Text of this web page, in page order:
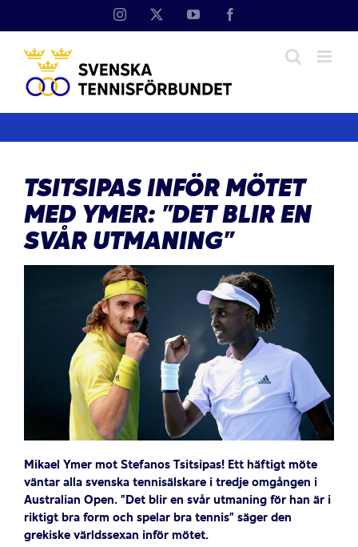
Instagram YouTube
TSITSIPAS INFÖR MÖTET
MED YMER: ”DET BLIR EN
SVÅR UTMANING”
Mikael Ymer mot Stefanos Tsitsipas! Ett häftigt möte
väntar alla svenska tennisälskare i tredje omgången i
Australian Open. ”Det blir en svår utmaning för han är i
riktigt bra form och spelar bra tennis” säger den
grekiske världssexan inför mötet.